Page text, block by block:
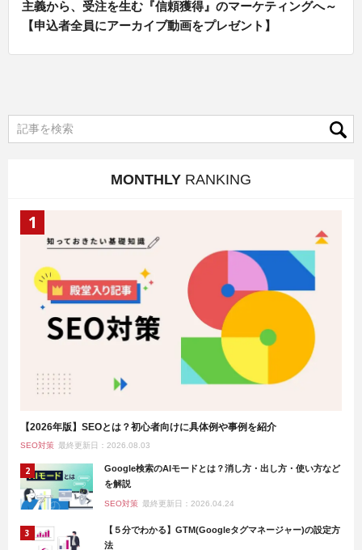
主義から、受注を生む『信頼獲得』のマーケティングへ～
【申込者全員にアーカイブ動画をプレゼント】
MONTHLY RANKING
【2026年版】SEOとは？初心者向けに具体例や事例を紹介
SEO対策 最終更新日：2026.08.03
Google検索のAIモードとは？消し方・出し方・使い方など
を解説
SEO対策 最終更新日：2026.04.24
【５分でわかる】GTM(Googleタグマネージャー)の設定方
法